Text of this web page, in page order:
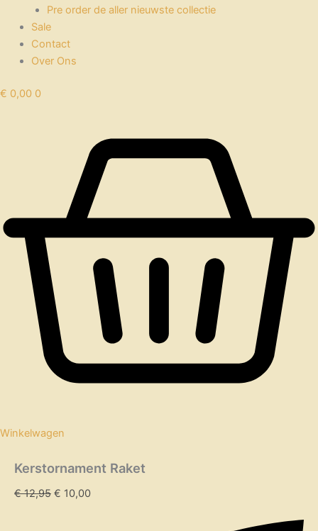
Pre order de aller nieuwste collectie
Sale
Contact
Over Ons
€ 0,00 0
Winkelwagen
Kerstornament Raket
€12,95 € 10,00